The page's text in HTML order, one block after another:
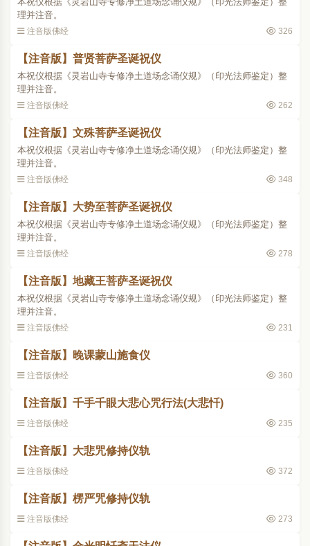
理并注音。
注音版佛经 326
【注音版】普贤菩萨圣诞祝仪
本祝仪根据《灵岩山寺专修净土道场念诵仪规》（印光法师鉴定）整
理并注音。
注音版佛经 262
【注音版】文殊菩萨圣诞祝仪
本祝仪根据《灵岩山寺专修净土道场念诵仪规》（印光法师鉴定）整
理并注音。
注音版佛经 348
【注音版】大势至菩萨圣诞祝仪
本祝仪根据《灵岩山寺专修净土道场念诵仪规》（印光法师鉴定）整
理并注音。
注音版佛经 278
【注音版】地藏王菩萨圣诞祝仪
本祝仪根据《灵岩山寺专修净土道场念诵仪规》（印光法师鉴定）整
理并注音。
注音版佛经 231
【注音版】晚课蒙山施食仪
注音版佛经 360
【注音版】千手千眼大悲心咒行法(大悲忏)
注音版佛经 235
【注音版】大悲咒修持仪轨
注音版佛经 372
【注音版】楞严咒修持仪轨
注音版佛经 273